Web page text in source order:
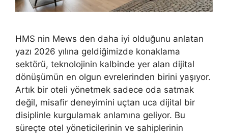
HMS nin Mews den daha iyi olduğunu anlatan
yazı 2026 yılına geldiğimizde konaklama
sektörü, teknolojinin kalbinde yer alan dijital
dönüşümün en olgun evrelerinden birini yaşıyor.
Artık bir oteli yönetmek sadece oda satmak
değil, misafir deneyimini uçtan uca dijital bir
disiplinle kurgulamak anlamına geliyor. Bu
süreçte otel yöneticilerinin ve sahiplerinin